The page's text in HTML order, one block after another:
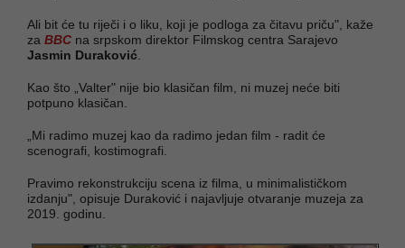
Ali bit će tu riječi i o liku, koji je podloga za čitavu priču", kaže
za BBC na srpskom direktor Filmskog centra Sarajevo
Jasmin Duraković
Kao što „Valter" nije bio klasičan film, ni muzej neće biti
potpuno klasičan.
„Mi radimo muzej kao da radimo jedan film - radit će
scenografi, kostimografi.
Pravimo rekonstrukciju scena iz filma, u minimalističkom
izdanju", opisuje Duraković i najavljuje otvaranje muzeja za
2019. godinu.